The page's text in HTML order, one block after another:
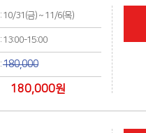
: 10/31(금) ~ 11/6(목)
: 13:00-15:00
:180,000
180,000원